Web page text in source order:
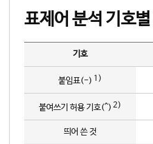
표제어 분석 기호
기호
붙임표(-) 1)
붙여쓰기 허용 기호(^) 2)
띄어 쓴 것